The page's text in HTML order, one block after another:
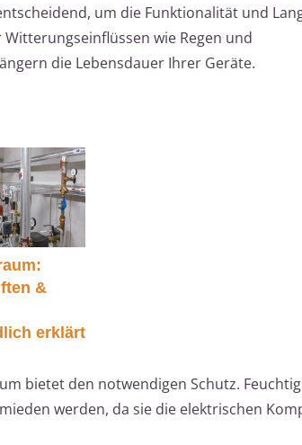
um die Funktionalität und
wie Regen und
die Lebensdauer Ihrer Geräte.
&
erklärt
bietet den notwendigen Schutz.
werden, da sie die elektrischen